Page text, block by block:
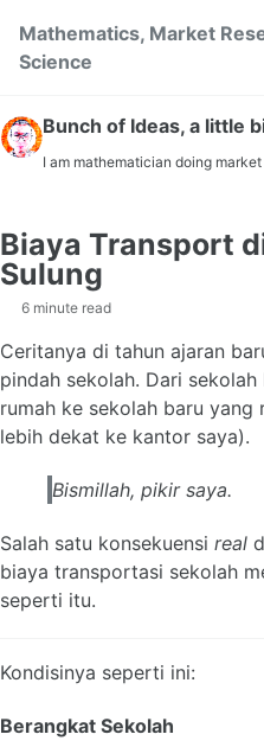
Mathematics, Market
Science
Bunch of Ideas, a little
I am mathematician doing
Biaya Transport
Sulung
6 minute read
Ceritanya di tahun ajaran
pindah sekolah. Dari
rumah ke sekolah baru
lebih dekat ke kantor saya).
Bismillah, pikir saya.
Salah satu konsekuensi real
biaya transportasi sekolah
seperti itu.
Kondisinya seperti ini:
Berangkat Sekolah